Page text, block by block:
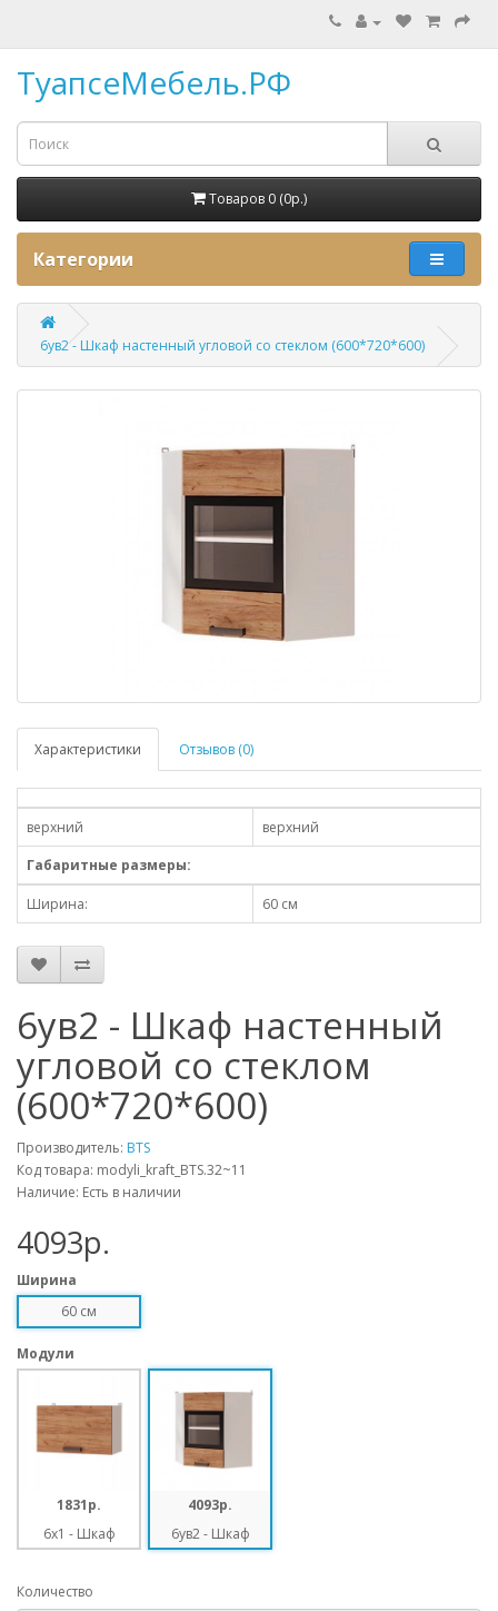
ТуапсеМебель.РФ
Товаров 0 (0p.)
Категории
6ув2 - Шкаф настенный угловой со стеклом (600*720*600)
Характеристики Отзывов (0)
верхний
верхний
Габаритные размеры:
Ширина: 60 см
6ув2 - Шкаф настенный
угловой со стеклом
(600*720*600)
Производитель: BTS
Код товара: modyli_kraft_BTS.32~11
Наличие: Есть в наличии
4093p.
Ширина
60 см
Модули
1831p.
6х1 - Шкаф
настенный
(600*360*310)
4093p.
6ув2 - Шкаф
настенный
Количество